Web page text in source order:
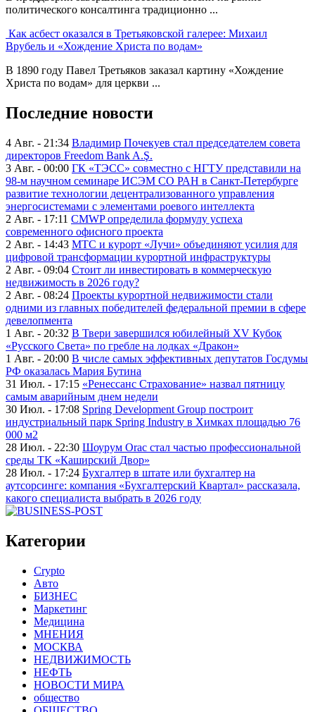
политического консалтинга традиционно ...
Как асбест оказался в Третьяковской галерее: Михаил
Врубель и «Хождение Христа по водам»
В 1890 году Павел Третьяков заказал картину «Хождение
Христа по водам» для церкви ...
Последние новости
4 Авг. - 21:34 Владимир Почекуев стал председателем совета
директоров Freedom Bank A.Ş.
3 Авг. - 00:00 ГК «ТЭСС» совместно с НГТУ представили на
98-м научном семинаре ИСЭМ СО РАН в Санкт-Петербурге
развитие технологии децентрализованного управления
энергосистемами с элементами роевого интеллекта
2 Авг. - 17:11 CMWP определила формулу успеха
современного офисного проекта
2 Авг. - 14:43 МТС и курорт «Лучи» объединяют усилия для
цифровой трансформации курортной инфраструктуры
2 Авг. - 09:04 Стоит ли инвестировать в коммерческую
недвижимость в 2026 году?
2 Авг. - 08:24 Проекты курортной недвижимости стали
одними из главных победителей федеральной премии в сфере
девелопмента
1 Авг. - 20:32 В Твери завершился юбилейный XV Кубок
«Русского Света» по гребле на лодках «Дракон»
1 Авг. - 20:00 В числе самых эффективных депутатов Госдумы
РФ оказалась Мария Бутина
31 Июл. - 17:15 «Ренессанс Страхование» назвал пятницу
самым аварийным днем недели
30 Июл. - 17:08 Spring Development Group построит
индустриальный парк Spring Industry в Химках площадью 76
000 м2
28 Июл. - 22:30 Шоурум Orac стал частью профессиональной
среды ТК «Каширский Двор»
28 Июл. - 17:24 Бухгалтер в штате или бухгалтер на
аутсорсинге: компания «Бухгалтерский Квартал» рассказала,
какого специалиста выбрать в 2026 году
Категории
Crypto
Авто
БИЗНЕС
Маркетинг
Медицина
МНЕНИЯ
МОСКВА
НЕДВИЖИМОСТЬ
НЕФТЬ
НОВОСТИ МИРА
общество